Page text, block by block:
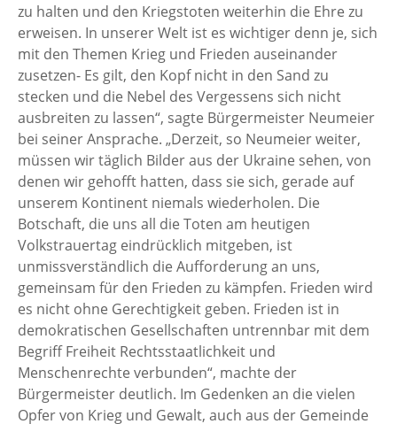
zu halten und den Kriegstoten weiterhin die Ehre zu
erweisen. In unserer Welt ist es wichtiger denn je, sich
mit den Themen Krieg und Frieden auseinander
zusetzen- Es gilt, den Kopf nicht in den Sand zu
stecken und die Nebel des Vergessens sich nicht
ausbreiten zu lassen“, sagte Bürgermeister Neumeier
bei seiner Ansprache. „Derzeit, so Neumeier weiter,
müssen wir täglich Bilder aus der Ukraine sehen, von
denen wir gehofft hatten, dass sie sich, gerade auf
unserem Kontinent niemals wiederholen. Die
Botschaft, die uns all die Toten am heutigen
Volkstrauertag eindrücklich mitgeben, ist
unmissverständlich die Aufforderung an uns,
gemeinsam für den Frieden zu kämpfen. Frieden wird
es nicht ohne Gerechtigkeit geben. Frieden ist in
demokratischen Gesellschaften untrennbar mit dem
Begriff Freiheit Rechtsstaatlichkeit und
Menschenrechte verbunden“, machte der
Bürgermeister deutlich. Im Gedenken an die vielen
Opfer von Krieg und Gewalt, auch aus der Gemeinde